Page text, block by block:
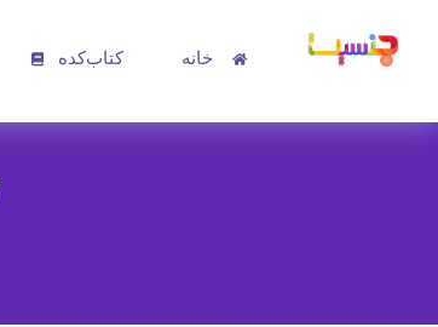
خانه کتاب‌کده